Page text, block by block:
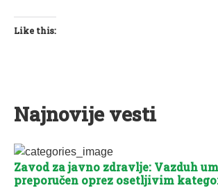
Like this:
Najnovije vesti
Zavod za javno zdravlje: Vazduh
preporučen oprez osetljivim